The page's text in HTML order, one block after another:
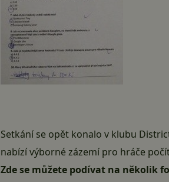
Setkání se opět konalo v klubu
nabízí výborné zázemí pro hráče
Zde se můžete podívat na několik